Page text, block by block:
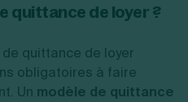
quittance de loyer ?
de quittance de loyer
obligatoires à faire
Un modèle de quittance